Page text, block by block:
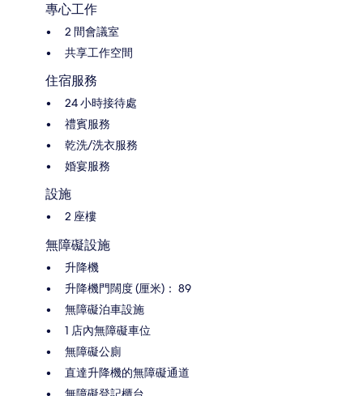
專心工作
2 間會議室
共享工作空間
住宿服務
24 小時接待處
禮賓服務
乾洗/洗衣服務
婚宴服務
設施
2 座樓
無障礙設施
升降機
升降機門闊度 (厘米)： 89
無障礙泊車設施
1 店內無障礙車位
無障礙公廁
直達升降機的無障礙通道